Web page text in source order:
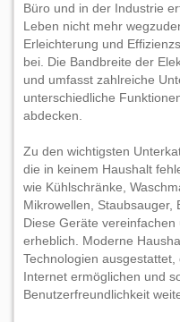
Büro und in der Industrie
Leben nicht mehr
Erleichterung und
bei. Die Bandbreite der
und umfasst zahlreiche
unterschiedliche
abdecken.
Zu den wichtigsten
die in keinem Haushalt
wie Kühlschränke,
Mikrowellen, Staubsauger,
Diese Geräte
erheblich. Moderne
Technologien
Internet ermöglichen und
Benutzerfreundlichkeit